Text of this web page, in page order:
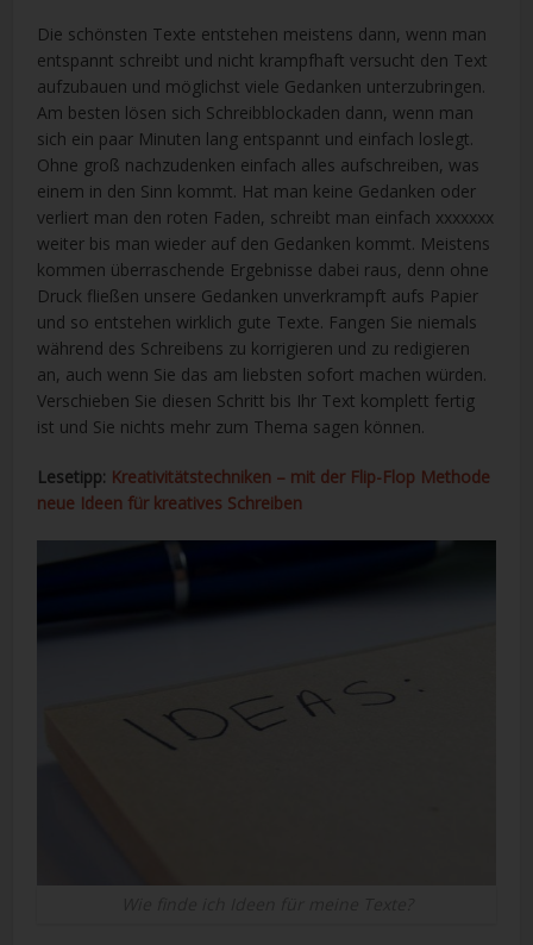
Die schönsten Texte entstehen meistens dann, wenn man
entspannt schreibt und nicht krampfhaft versucht den Text
aufzubauen und möglichst viele Gedanken unterzubringen.
Am besten lösen sich Schreibblockaden dann, wenn man
sich ein paar Minuten lang entspannt und einfach loslegt.
Ohne groß nachzudenken einfach alles aufschreiben, was
einem in den Sinn kommt. Hat man keine Gedanken oder
verliert man den roten Faden, schreibt man einfach xxxxxxx
weiter bis man wieder auf den Gedanken kommt. Meistens
kommen überraschende Ergebnisse dabei raus, denn ohne
Druck fließen unsere Gedanken unverkrampft aufs Papier
und so entstehen wirklich gute Texte. Fangen Sie niemals
während des Schreibens zu korrigieren und zu redigieren
an, auch wenn Sie das am liebsten sofort machen würden.
Verschieben Sie diesen Schritt bis Ihr Text komplett fertig
ist und Sie nichts mehr zum Thema sagen können.
Lesetipp: Kreativitätstechniken – mit der Flip-Flop Methode
neue Ideen für kreatives Schreiben